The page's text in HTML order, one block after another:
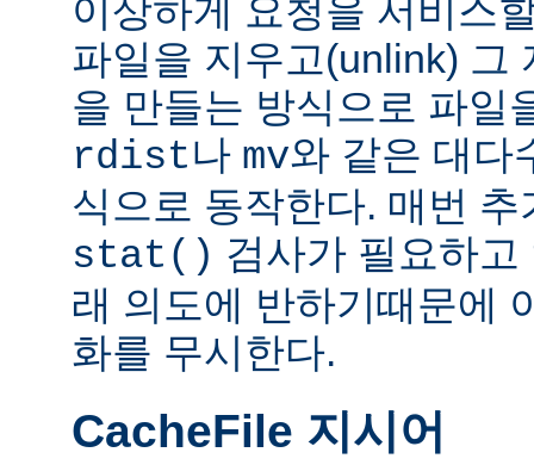
이상하게 요청을 서비스
파일을 지우고(unlink) 그
을 만들는 방식으로 파일
rdist나 mv와 같은 대다
식으로 동작한다. 매번
stat() 검사가 필요하
래 의도에 반하기때문에
화를 무시한다.
CacheFile 지시어